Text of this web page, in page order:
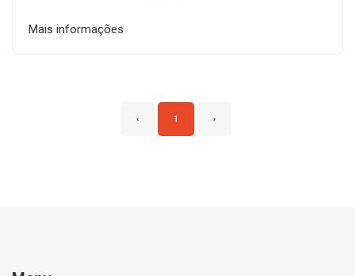
Mais informações
‹ 1 ›